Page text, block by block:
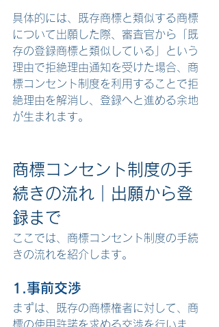
具体的には、既存商標と類似する商標
について出願した際、審査官から「既
存の登録商標と類似している」という
理由で拒絶理由通知を受けた場合、商
標コンセント制度を利用することで拒
絶理由を解消し、登録へと進める余地
が生まれます。
商標コンセント制度の手
続きの流れ ｜出願から登
録まで
ここでは、商標コンセント制度の手続
きの流れを紹介します。
1.事前交渉
まずは、既存の商標権者に対して、商
標の使用許諾を求める交渉を行いま